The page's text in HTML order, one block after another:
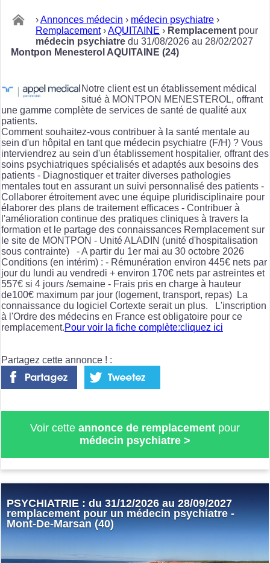
›Annonces médecin › médecin psychiatre ›
Remplacement ›AQUITAINE › Remplacement pour
médecin psychiatre du 31/08/2026 au 28/02/2027
Montpon Menesterol AQUITAINE (24)
Notre client est un établissement médical
situé à MONTPON MENESTEROL, offrant
une gamme complète de services de santé de qualité aux
patients.
Comment souhaitez-vous contribuer à la santé mentale au
sein d'un hôpital en tant que médecin psychiatre (F/H) ? Vous
interviendrez au sein d'un établissement hospitalier, offrant des
soins psychiatriques spécialisés et adaptés aux besoins des
patients - Diagnostiquer et traiter diverses pathologies
mentales tout en assurant un suivi personnalisé des patients -
Collaborer étroitement avec une équipe pluridisciplinaire pour
élaborer des plans de traitement efficaces - Contribuer à
l'amélioration continue des pratiques cliniques à travers la
formation et le partage des connaissances Remplacement sur
le site de MONTPON - Unité ALADIN (unité d'hospitalisation
sous contrainte) - A partir du 1er mai au 30 octobre 2026
Conditions (en intérim) : - Rémunération environ 445€ nets par
jour du lundi au vendredi + environ 170€ nets par astreintes et
557€ si 4 jours /semaine - Frais pris en charge à hauteur
de100€ maximum par jour (logement, transport, repas) La
connaissance du logiciel Cortexte serait un plus. L'inscription
à l'Ordre des médecins en France est obligatoire pour ce
remplacement.Pour voir la fiche complète:cliquez ici
Partagez cette annonce ! :
Voir cette annonce de remplacement pour
médecin psychiatre >
PSYCHIATRIE : du 31/12/2026 au 28/09/2027
remplacement pour un médecin psychiatre -
Mont-De-Marsan (40)